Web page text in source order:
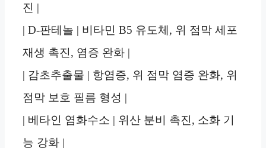
진 |
| D-판테놀 | 비타민 B5 유도체, 위 점막 세포
재생 촉진, 염증 완화 |
| 감초추출물 | 항염증, 위 점막 염증 완화, 위
점막 보호 필름 형성 |
| 베타인 염화수소 | 위산 분비 촉진, 소화 기
능 강화 |